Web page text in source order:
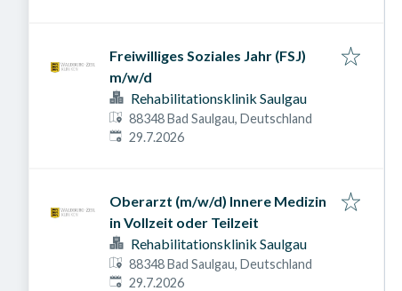
Freiwilliges Soziales Jahr (FSJ)
m/w/d
Rehabilitationsklinik Saulgau
88348 Bad Saulgau, Deutschland
Veröffentlicht am
29.7.2026
Oberarzt (m/w/d) Innere Medizin
in Vollzeit oder Teilzeit
Rehabilitationsklinik Saulgau
88348 Bad Saulgau, Deutschland
Veröffentlicht am
29.7.2026